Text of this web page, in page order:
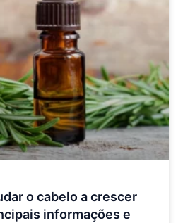
o cabelo a crescer
informações e